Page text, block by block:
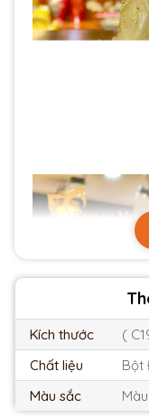
Kích thước
(
Chất liệu
Bột
Màu sắc